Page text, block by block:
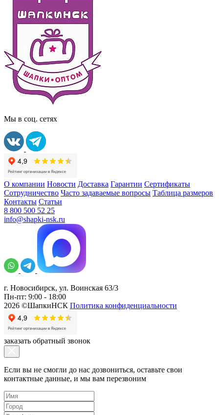
Мы в соц. сетях
О компании Новости Доставка Гарантии Сертификаты
Сотрудничество Часто задаваемые вопросы Таблица размеров
Контакты Статьи
8 800 500 52 25
info@shapki-nsk.ru
г. Новосибирск, ул. Воинская 63/3
Пн-пт: 9:00 - 18:00
2026 ©ШапкиНСК Политика конфиденциальности
заказать обратный звонок
Если вы не смогли до нас дозвониться, оставьте свои
контактные данные, и мы вам перезвоним